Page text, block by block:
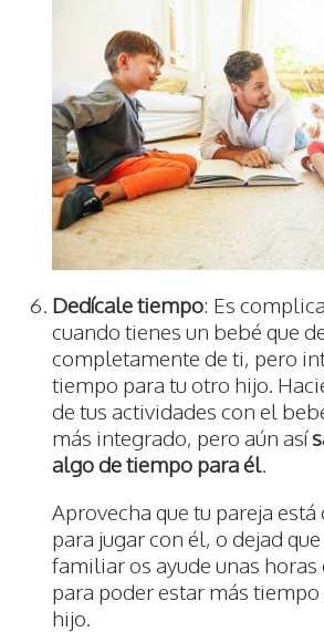
Dedícale tiempo: Es
cuando tienes un bebé que
completamente de ti, pero
tiempo para tu otro hijo.
de tus actividades con el
más integrado, pero aún así
algo de tiempo para él
Aprovecha que tu pareja
para jugar con él, o dejad
familiar os ayude unas horas
para poder estar más
hijo.